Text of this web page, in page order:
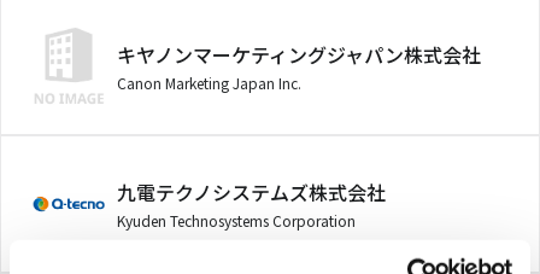
キヤノンマーケティングジャパン株式会社
Canon Marketing Japan Inc.
九電テクノシステムズ株式会社
Kyuden Technosystems Corporation